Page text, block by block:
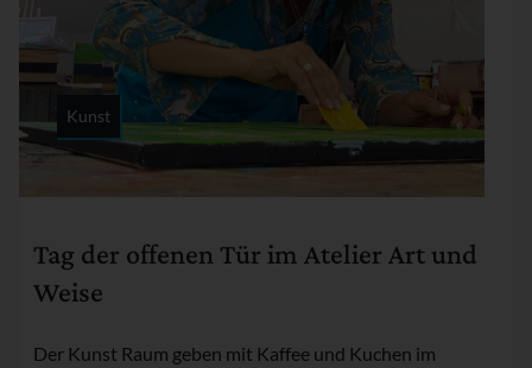
Tag der offenen Tür im Atelier Art und
Weise
Der Kunst Raum geben mit Kaffee und Kuchen im
Kunst